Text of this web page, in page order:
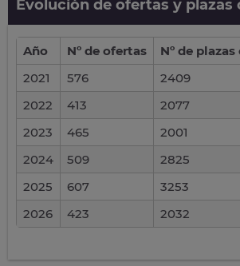
Evolución de ofertas y plazas
Año Nº de ofertas
Nº de
2021
576
2409
2022
413
2077
2023
465
2001
2024
509
2825
2025
607
3253
2026
423 2032